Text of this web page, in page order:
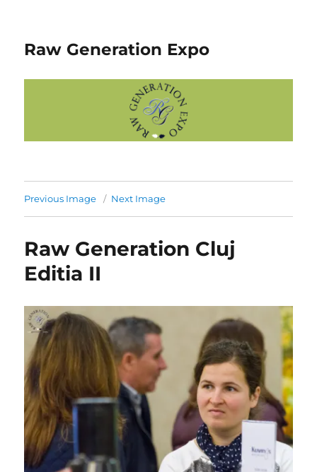
Raw Generation Expo
Previous Image Next Image
Raw Generation Cluj
Editia II